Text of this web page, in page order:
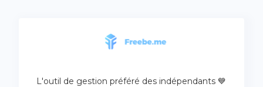
L'outil de gestion préféré des indépendants 💙